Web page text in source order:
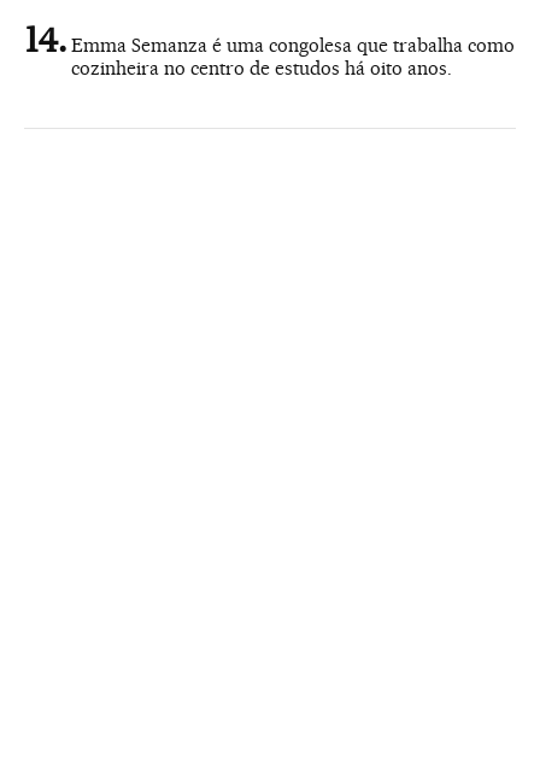
Emma Semanza é uma congolesa que trabalha como
cozinheira no centro de estudos há oito anos.